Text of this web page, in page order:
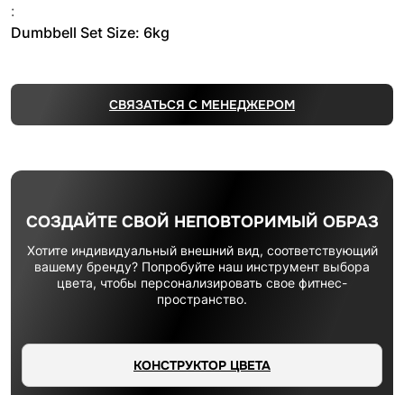
:
Dumbbell Set Size: 6kg
СВЯЗАТЬСЯ С МЕНЕДЖЕРОМ
СОЗДАЙТЕ СВОЙ НЕПОВТОРИМЫЙ ОБРАЗ
Хотите индивидуальный внешний вид, соответствующий
вашему бренду? Попробуйте наш инструмент выбора
цвета, чтобы персонализировать свое фитнес-
пространство.
КОНСТРУКТОР ЦВЕТА